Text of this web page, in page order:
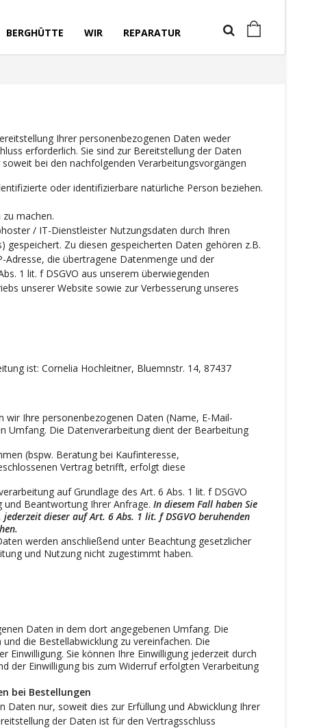
BERGHÜTTE WIR REPARATUR
Ihrer personenbezogenen Daten weder
erforderlich. Sie sind zur Bereitstellung der Daten
bei den nachfolgenden Verarbeitungsvorgängen
oder identifizierbare natürliche Person beziehen.
machen.
/ IT-Dienstleister Nutzungsdaten durch Ihren
Zu diesen gespeicherten Daten gehören z.B.
die übertragene Datenmenge und der
1 lit. f DSGVO aus unserem überwiegenden
unserer Website sowie zur Verbesserung unseres
ist: Cornelia Hochleitner, Bluemnstr. 14, 87437
Ihre personenbezogenen Daten (Name, E-Mail-
Umfang. Die Datenverarbeitung dient der Bearbeitung
(bspw. Beratung bei Kaufinteresse,
Vertrag betrifft, erfolgt diese
auf Grundlage des Art. 6 Abs. 1 lit. f DSGVO
Beantwortung Ihrer Anfrage. In diesem Fall haben Sie
dieser auf Art. 6 Abs. 1 lit. f DSGVO beruhenden
werden anschließend unter Beachtung gesetzlicher
und Nutzung nicht zugestimmt haben.
Daten in dem dort angegebenen Umfang. Die
die Bestellabwicklung zu vereinfachen. Die
Einwilligung. Sie können Ihre Einwilligung jederzeit durch
der Einwilligung bis zum Widerruf erfolgten Verarbeitung
bei Bestellungen
nur, soweit dies zur Erfüllung und Abwicklung Ihrer
der Daten ist für den Vertragsschluss